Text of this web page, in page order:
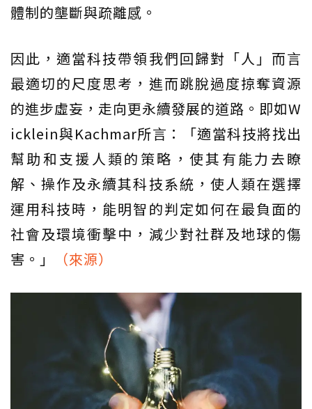
體制的壟斷與疏離感。
因此，適當科技帶領我們回歸對「人」而言
最適切的尺度思考，進而跳脫過度掠奪資源
的進步虛妄，走向更永續發展的道路。即如W
icklein與Kachmar所言：「適當科技將找出
幫助和支援人類的策略，使其有能力去瞭
解、操作及永續其科技系統，使人類在選擇
運用科技時，能明智的判定如何在最負面的
社會及環境衝擊中，減少對社群及地球的傷
害。」
（來源）